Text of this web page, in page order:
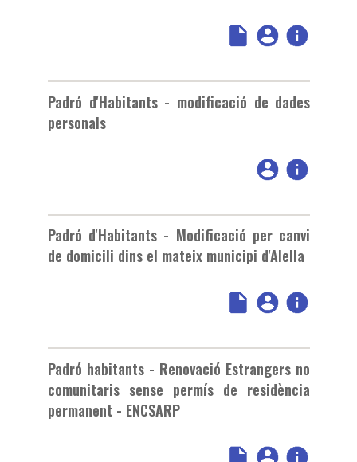
Padró d'Habitants - modificació de dades
personals
Padró d'Habitants - Modificació per canvi
de domicili dins el mateix municipi d'Alella
Padró habitants - Renovació Estrangers no
comunitaris sense permís de residència
permanent - ENCSARP